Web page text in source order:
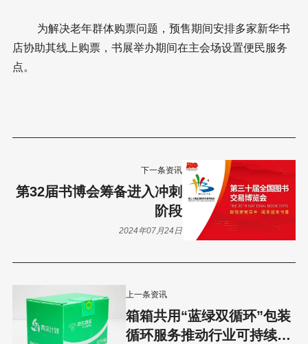
为解决老年群体购票问题，预售期间安排多家新华书
店协助其线上购票，书展举办期间在主会场设置便民服务
点。
上一条资讯
箱箱共用“蓝绿双循环”包装
循环服务推动行业可持续发
下一条资讯
第32届书博会筹备进入冲刺
阶段
2024年07月24日